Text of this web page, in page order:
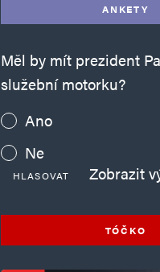
ANKETY
Měl by mít prezident
služební motorku?
Ano
Ne
HLASOVAT Zobrazit
TÓČKO